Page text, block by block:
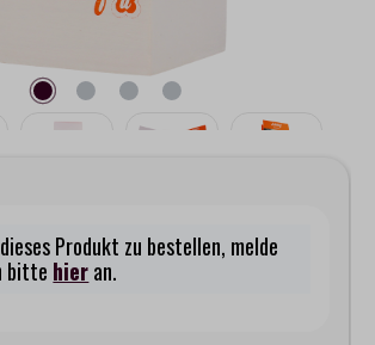
Produkt zu bestellen, melde
bitte hieran.